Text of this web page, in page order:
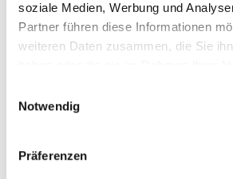
soziale Medien, Werbung und
Partner führen diese Informationen
weiteren Daten zusammen, die Sie
Notwendig
Präferenzen